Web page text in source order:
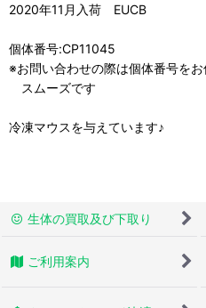
2020年11月入荷 EUCB
個体番号:CP11045
※お問い合わせの際は個体番号をお
スムーズです
冷凍マウスを与えています♪
生体の買取及び下取り
ご利用案内